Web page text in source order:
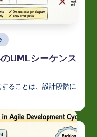
UMLシーケンス
ることは、設計段階に